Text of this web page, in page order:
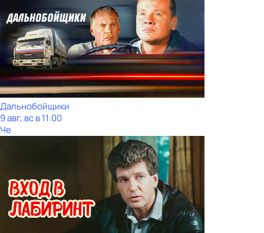
Дальнобойщики
9 авг, вс в 11:00
Че